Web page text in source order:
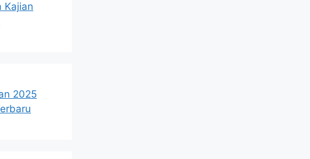
Kajian